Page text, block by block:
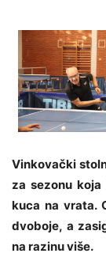
Vinkovački
za sezonu
kuca na vrata.
dvoboje, a
na razinu više.